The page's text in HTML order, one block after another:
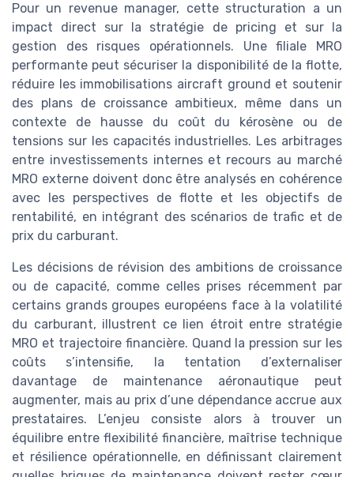
Pour un revenue manager, cette structuration a un
impact direct sur la stratégie de pricing et sur la
gestion des risques opérationnels. Une filiale MRO
performante peut sécuriser la disponibilité de la flotte,
réduire les immobilisations aircraft ground et soutenir
des plans de croissance ambitieux, même dans un
contexte de hausse du coût du kérosène ou de
tensions sur les capacités industrielles. Les arbitrages
entre investissements internes et recours au marché
MRO externe doivent donc être analysés en cohérence
avec les perspectives de flotte et les objectifs de
rentabilité, en intégrant des scénarios de trafic et de
prix du carburant.
Les décisions de révision des ambitions de croissance
ou de capacité, comme celles prises récemment par
certains grands groupes européens face à la volatilité
du carburant, illustrent ce lien étroit entre stratégie
MRO et trajectoire financière. Quand la pression sur les
coûts s’intensifie, la tentation d’externaliser
davantage de maintenance aéronautique peut
augmenter, mais au prix d’une dépendance accrue aux
prestataires. L’enjeu consiste alors à trouver un
équilibre entre flexibilité financière, maîtrise technique
et résilience opérationnelle, en définissant clairement